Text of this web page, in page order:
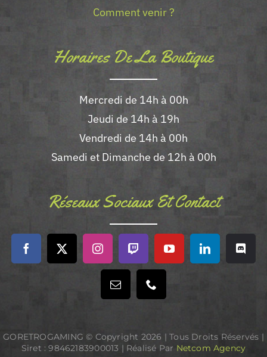
Comment venir ?
Horaires De La Boutique
Mercredi de 14h à 00h
Jeudi de 14h à 19h
Vendredi de 14h à 00h
Samedi et Dimanche de 12h à 00h
Réseaux Sociaux Et Contact
GORETROGAMING © Copyright 2026 | Tous Droits Réservés |
Siret : 98462183900013 | Réalisé Par Netcom Agency